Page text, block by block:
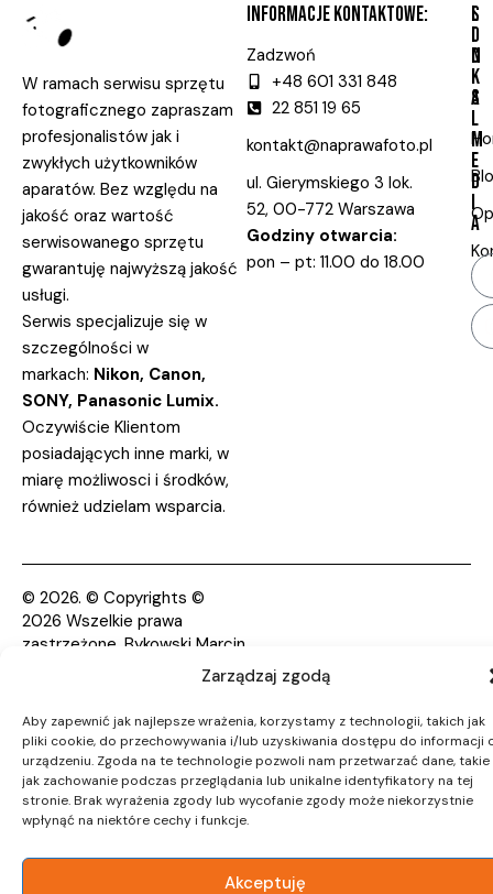
Zarządzaj zgodą
Aby zapewnić jak najlepsze wrażenia, korzystamy z technologii, takich jak
pliki cookie, do przechowywania i/lub uzyskiwania dostępu do informacji
urządzeniu. Zgoda na te technologie pozwoli nam przetwarzać dane, takie
jak zachowanie podczas przeglądania lub unikalne identyfikatory na tej
stronie. Brak wyrażenia zgody lub wycofanie zgody może niekorzystnie
wpłynąć na niektóre cechy i funkcje.
Akceptuję
W ramach serwisu sprzętu
fotograficznego zapraszam
profesjonalistów jak i
zwykłych użytkowników
aparatów. Bez względu na
jakość oraz wartość
serwisowanego sprzętu
gwarantuję najwyższą jakość
usługi.
Serwis specjalizuje się w
szczególności w
markach: Nikon, Canon,
SONY, Panasonic Lumix.
Oczywiście Klientom
posiadających inne marki, w
miarę możliwosci i środków,
również udzielam wsparcia.
INFORMACJE KONTAKTOWE:
Zadzwoń
+48 601 331 848
22 851 19 65
kontakt@naprawafoto.pl
ul. Gierymskiego 3 lok.
52, 00-772 Warszawa
Godziny otwarcia:
pon – pt: 11.00 do 18.00
L
I
N
K
S
S
O
C
I
A
L
M
E
D
I
A
© 2026. © Copyrights ©
2026 Wszelkie prawa
zastrzeżone. Bykowski Marcin